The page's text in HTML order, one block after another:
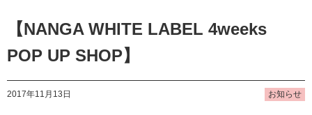
【NANGA WHITE LABEL 4weeks
POP UP SHOP】
2017年11月13日 お知らせ